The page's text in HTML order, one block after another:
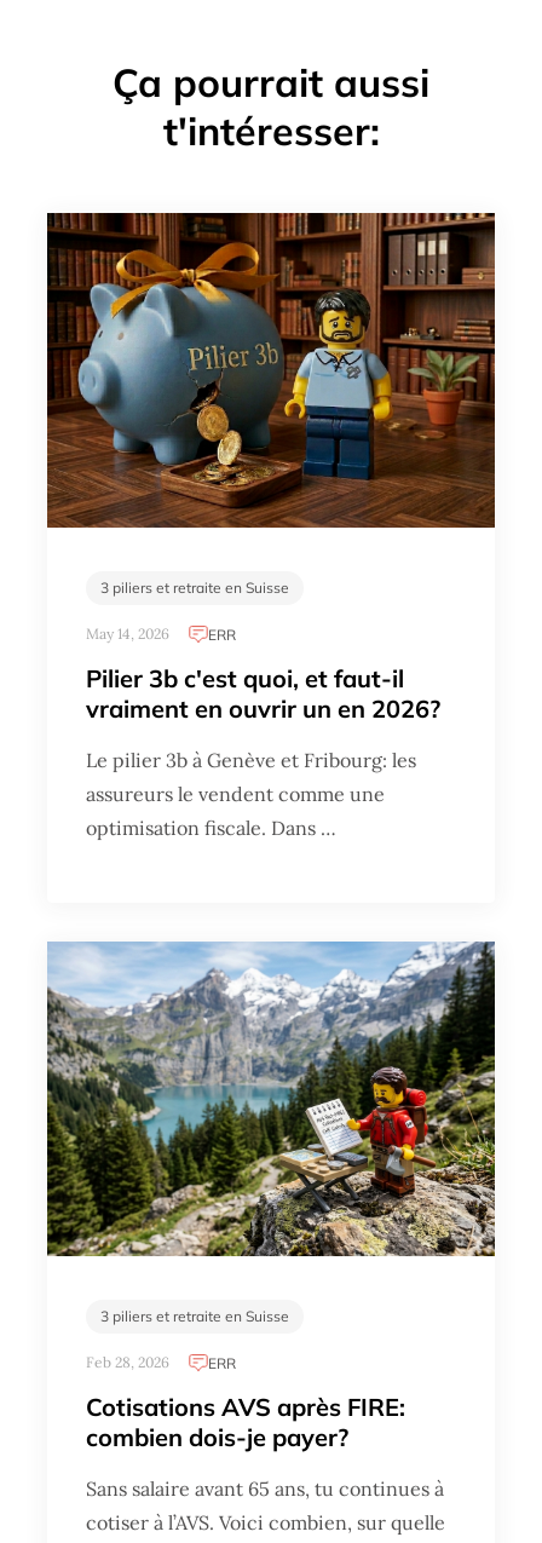
Ça pourrait aussi
t'intéresser:
3 piliers et retraite en Suisse
May 14, 2026 ERR
Pilier 3b c'est quoi, et faut-il
vraiment en ouvrir un en 2026?
Le pilier 3b à Genève et Fribourg: les
assureurs le vendent comme une
optimisation fiscale. Dans …
3 piliers et retraite en Suisse
Feb 28, 2026 ERR
Cotisations AVS après FIRE:
combien dois-je payer?
Sans salaire avant 65 ans, tu continues à
cotiser à l’AVS. Voici combien, sur quelle